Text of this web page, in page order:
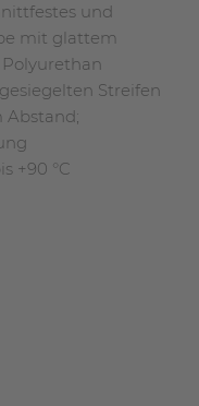
und
mit glattem
Streifen
Abstand;
+90 °C